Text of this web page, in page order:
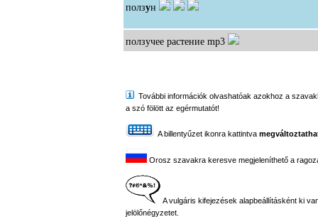
ползун
ползучее растение mp3
További információk olvashatóak azokhoz a
a szó fölött az egérmutatót!
A billentyűzet ikonra kattintva
Orosz szavakra keresve megjeleníthető a
A vulgáris kifejezések alapbeállításként ki
jelölőnégyzetet.